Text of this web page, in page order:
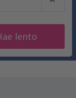
lento